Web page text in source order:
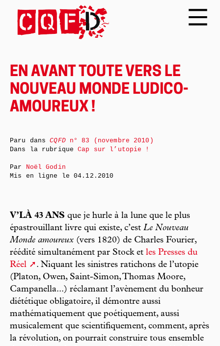
EN AVANT TOUTE VERS LE
NOUVEAU MONDE LUDICO-
AMOUREUX !
V’LÀ 43 ANS que je hurle à la lune que le plus
épastrouillant livre qui existe, c’est Le Nouveau
Monde amoureux (vers 1820) de Charles Fourier,
réédité simultanément par Stock et les Presses du
Réel
. Niquant les sinistres ratichons de l’utopie
(Platon, Owen, Saint-Simon, Thomas Moore,
Campanella...) réclamant l’avènement du bonheur
diététique obligatoire, il démontre aussi
mathématiquement que poétiquement, aussi
musicalement que scientifiquement, comment, après
la révolution, on pourrait construire tous ensemble
Paru dansCQFDn° 83 (novembre 2010)
Dans la rubriqueCap sur l’utopie !
Par Noël Godin
Mis en ligne le04.12.2010